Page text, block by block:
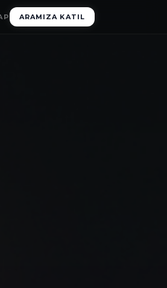
ARAMIZA KATIL